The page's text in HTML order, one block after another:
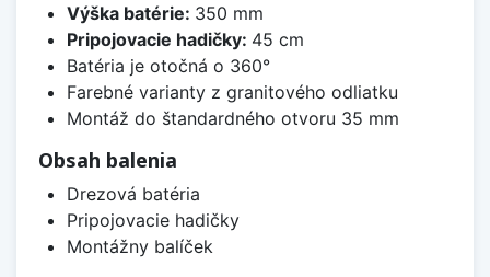
Výška batérie: 350 mm
Pripojovacie hadičky: 45 cm
Batéria je otočná o 360°
Farebné varianty z granitového odliatku
Montáž do štandardného otvoru 35 mm
Obsah balenia
Drezová batéria
Pripojovacie hadičky
Montážny balíček